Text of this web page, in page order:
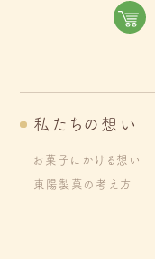
私たちの想い
お菓子にかける想い
東陽製菓の考え方